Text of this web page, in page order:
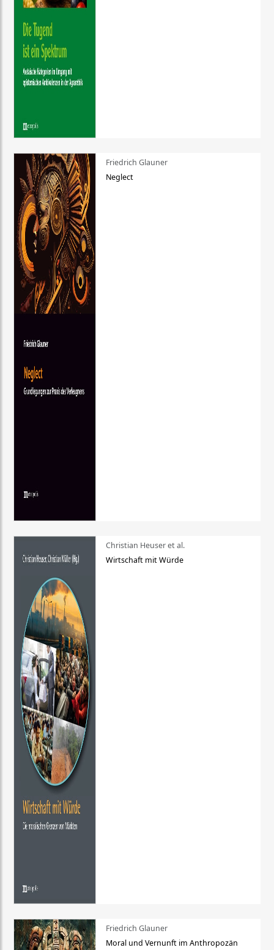
Friedrich Glauner
Neglect
Christian Heuser et al.
Wirtschaft mit Würde
Friedrich Glauner
Moral und Vernunft im Anthropozän